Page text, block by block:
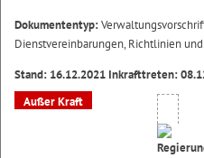
Dokumententyp:
Dienstvereinbarungen, Richtlinien
Stand: 16.12.2021 Inkrafttreten:
Außer Kraft